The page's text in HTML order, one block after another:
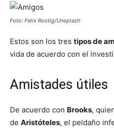
Foto: Felix Rostig/Unsplash
Estos son los tres tipos de
vida de acuerdo con el
Amistades útiles
De acuerdo con Brooks,
de Aristóteles, el peldaño